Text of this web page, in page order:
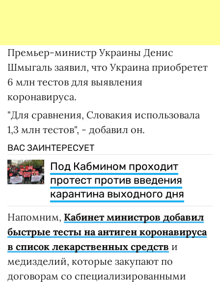
Премьер-министр Украины Денис
Шмыгаль заявил, что Украина приобретет
6 млн тестов для выявления
коронавируса.
"Для сравнения, Словакия использовала
1,3 млн тестов", - добавил он.
ВАС ЗАИНТЕРЕСУЕТ
Под Кабмином проходит
протест против введения
карантина выходного дня
Напомним, Кабинет министров добавил
быстрые тесты на антиген коронавируса
в список лекарственных средств и
медизделий, которые закупают по
договорам со специализированными